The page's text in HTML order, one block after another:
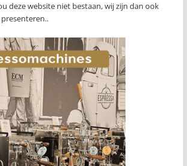
deze website niet bestaan, wij zijn dan ook